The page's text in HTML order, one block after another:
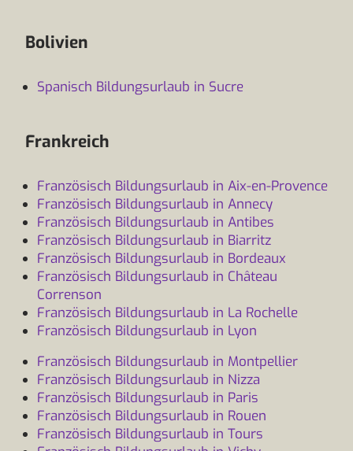
Bolivien
Spanisch Bildungsurlaub in Sucre
Frankreich
Französisch Bildungsurlaub in Aix-en-Provence
Französisch Bildungsurlaub in Annecy
Französisch Bildungsurlaub in Antibes
Französisch Bildungsurlaub in Biarritz
Französisch Bildungsurlaub in Bordeaux
Französisch Bildungsurlaub in Château
Correnson
Französisch Bildungsurlaub in La Rochelle
Französisch Bildungsurlaub in Lyon
Französisch Bildungsurlaub in Montpellier
Französisch Bildungsurlaub in Nizza
Französisch Bildungsurlaub in Paris
Französisch Bildungsurlaub in Rouen
Französisch Bildungsurlaub in Tours